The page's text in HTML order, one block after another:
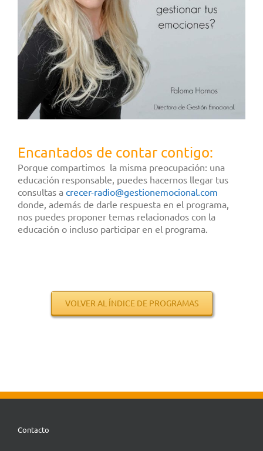
Encantados de contar contigo:
Porque compartimos la misma preocupación: una
educación responsable, puedes hacernos llegar tus
consultas a crecer-radio@gestionemocional.com
donde, además de darle respuesta en el programa,
nos puedes proponer temas relacionados con la
educación o incluso participar en el programa.
VOLVER AL ÍNDICE DE PROGRAMAS
Contacto